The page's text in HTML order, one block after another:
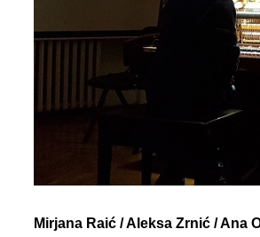
Mirjana Raić / Aleksa Zrnić / Ana